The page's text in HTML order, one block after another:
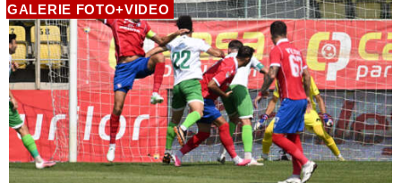
GALERIE FOTO+VIDEO